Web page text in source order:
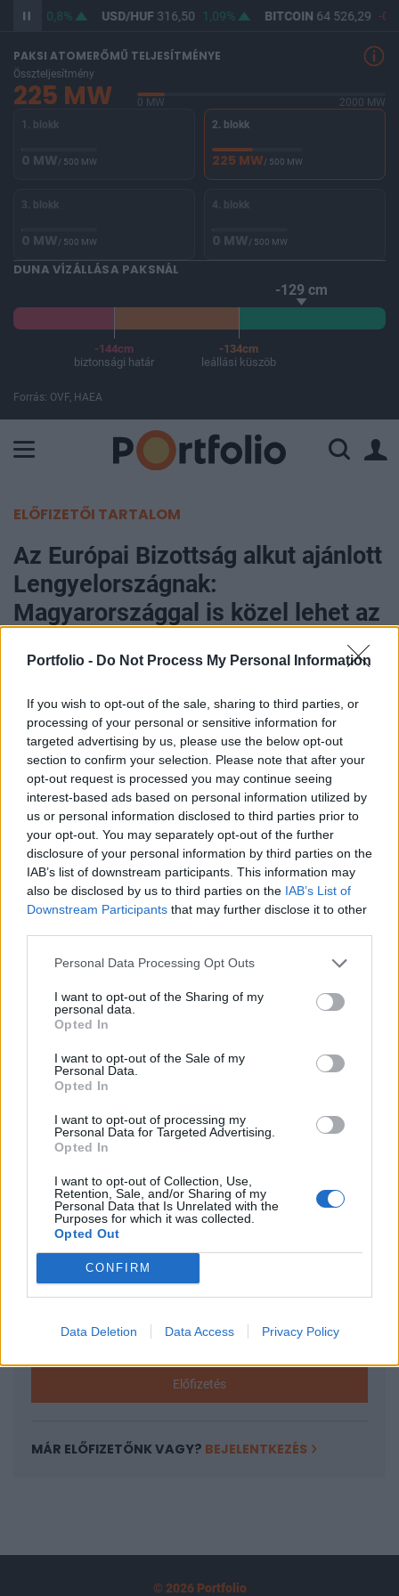
Portfolio - Do Not Process My Personal Information
If you wish to opt-out of the sale, sharing to third parties, or
processing of your personal or sensitive information for
targeted advertising by us, please use the below opt-out
section to confirm your selection. Please note that after your
opt-out request is processed you may continue seeing
interest-based ads based on personal information utilized by
us or personal information disclosed to third parties prior to
your opt-out. You may separately opt-out of the further
disclosure of your personal information by third parties on the
IAB’s list of downstream participants. This information may
also be disclosed by us to third parties on the IAB’s List of
Downstream Participants that may further disclose it to other
Personal Data Processing Opt Outs
I want to opt-out of the Sharing of my
personal data.
Opted In
I want to opt-out of the Sale of my
Personal Data.
Opted In
I want to opt-out of processing my
Personal Data for Targeted Advertising.
Opted In
I want to opt-out of Collection, Use,
Retention, Sale, and/or Sharing of my
Personal Data that Is Unrelated with the
Purposes for which it was collected.
Opted Out
CONFIRM
Data Deletion Data Access Privacy Policy
0,8% USD/HUF316,50 1,09% BITCOIN64 526,29 -
PAKSI ATOMERŐMŰ TELJESÍTMÉNYE
Összteljesítmény
225 MW 0 MW
2000 MW
1. blokk
0 MW/ 500 MW
2. blokk
225 MW/ 500 MW
3. blokk
0 MW/ 500 MW
4. blokk
0 MW/ 500 MW
DUNA VÍZÁLLÁSA PAKSNÁL
-129 cm
-144cm
biztonsági határ
-134cm
leállási küszöb
Forrás: OVF, HAEA
ELŐFIZETŐI TARTALOM
Az Európai Bizottság alkut ajánlott
Lengyelországnak:
Magyarországgal is közel lehet az
2021. október 29. 08:54
A Bizottság tegnap bemutatta kompromisszumos
javaslatát a lengyel jogállamisági vitában. Ha
Lengyelország elfogadja a Bizottság javaslatát,
akkor még idén megkaphatja a helyreállítási
források előlegét. A lengyelhez hasonlóan a
magyar helyreállítási terv is elfogadásra vár, és ha
a lengyelekkel megállapodás születik, az a
magyar helyreállítási terv elfogadásának esélyeit
is növeli.
javaslatot tette Lengyelországnak, hogy amennyiben a
tagállam ígéretet tesz a vitát kiváltó igazságügyi reformok
milliárd eurós összegének 13%-os előlegét, a maradék
összeget pedig akkor, ha az ország még 2022 közepéig
A keresett cikk a portfolio.hu hírarchívumához
tartozik, melynek olvasása előfizetéses
regisztrációhoz kötött.
Az előfizetés a következőket tartalmazza:
Portfolio.hu teljes cikkarchívum
kötéslistái
Előfizetés
MÁR ELŐFIZETŐNK VAGY? BEJELENTKEZÉS
© 2026 Portfolio